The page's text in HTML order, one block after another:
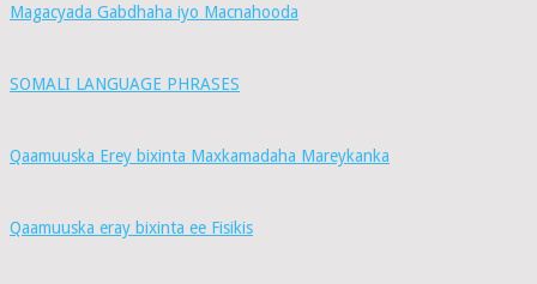
Magacyada Gabdhaha iyo Macnahooda
SOMALI LANGUAGE PHRASES
Qaamuuska Erey bixinta Maxkamadaha Mareykanka
Qaamuuska eray bixinta ee Fisikis